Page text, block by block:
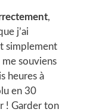
,
j’ai
simplement
me souviens
heures à
en 30
! Garder ton